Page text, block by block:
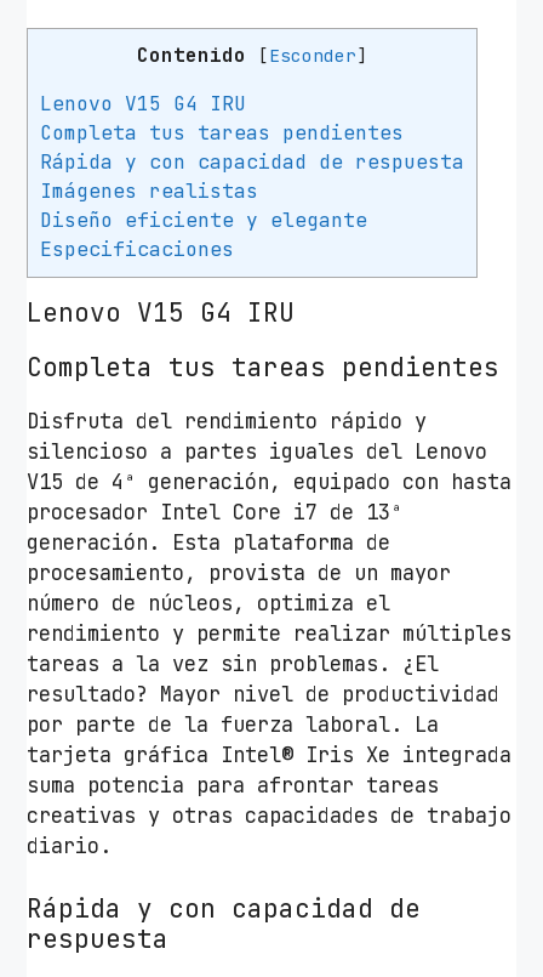
o
U
8
A
0
0
K
Q
S
P
I
n
t
e
l
C
o
r
e
3
-
Contenido [Esconder]
Lenovo V15 G4 IRU
Completa tus tareas pendientes
Rápida y con capacidad de respuesta
Imágenes realistas
Diseño eficiente y elegante
Especificaciones
Lenovo V15 G4 IRU
Completa tus tareas pendientes
Disfruta del rendimiento rápido y
silencioso a partes iguales del Lenovo
V15 de 4ª generación, equipado con hasta
procesador Intel Core i7 de 13ª
generación. Esta plataforma de
procesamiento, provista de un mayor
número de núcleos, optimiza el
rendimiento y permite realizar múltiples
tareas a la vez sin problemas. ¿El
resultado? Mayor nivel de productividad
por parte de la fuerza laboral. La
tarjeta gráfica Intel® Iris Xe integrada
suma potencia para afrontar tareas
creativas y otras capacidades de trabajo
diario.
Rápida y con capacidad de
respuesta